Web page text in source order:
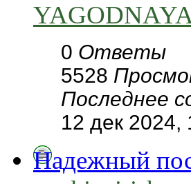
0 Ответы
5528
Последнее
12 дек 2024,
Надежный